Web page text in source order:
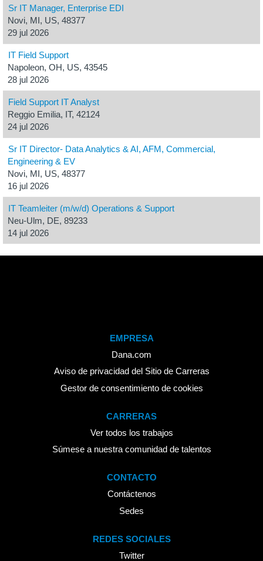
Sr IT Manager, Enterprise EDI
Novi, MI, US, 48377
29 jul 2026
IT Field Support
Napoleon, OH, US, 43545
28 jul 2026
Field Support IT Analyst
Reggio Emilia, IT, 42124
24 jul 2026
Sr IT Director- Data Analytics & AI, AFM, Commercial,
Engineering & EV
Novi, MI, US, 48377
16 jul 2026
IT Teamleiter (m/w/d) Operations & Support
Neu-Ulm, DE, 89233
14 jul 2026
EMPRESA
Dana.com
Aviso de privacidad del Sitio de Carreras
Gestor de consentimiento de cookies
CARRERAS
Ver todos los trabajos
Súmese a nuestra comunidad de talentos
CONTACTO
Contáctenos
Sedes
REDES SOCIALES
Twitter